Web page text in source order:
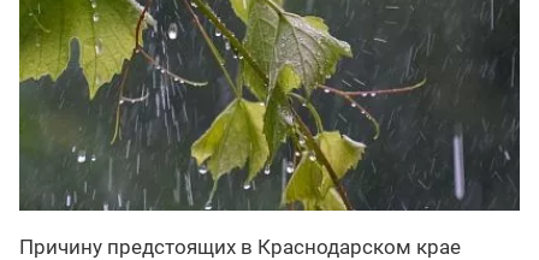
Причину предстоящих в Краснодарском крае